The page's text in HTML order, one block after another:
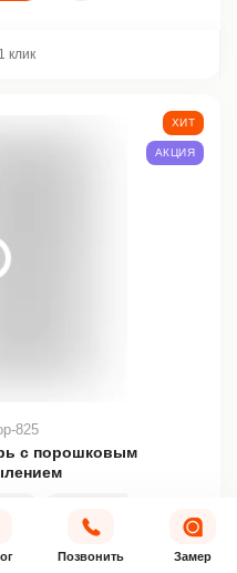
клик
с порошковым
825
Нужна скидка
ХИТ
АКЦИЯ
Позвонить Замер